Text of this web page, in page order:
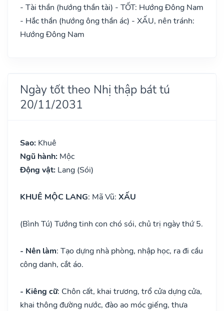
- Tài thần (hướng thần tài) - TỐT: Hướng Đông Nam
- Hắc thần (hướng ông thần ác) - XẤU, nên tránh:
Hướng Đông Nam
Ngày tốt theo Nhị thập bát tú
20/11/2031
Sao: Khuê
Ngũ hành: Mộc
Động vật: Lang (Sói)
KHUÊ MỘC LANG: Mã Vũ: XẤU
(Bình Tú) Tướng tinh con chó sói, chủ trị ngày thứ 5.
- Nên làm: Tạo dựng nhà phòng, nhập học, ra đi cầu
công danh, cắt áo.
- Kiêng cữ: Chôn cất, khai trương, trổ cửa dựng cửa,
khai thông đường nước, đào ao móc giếng, thưa